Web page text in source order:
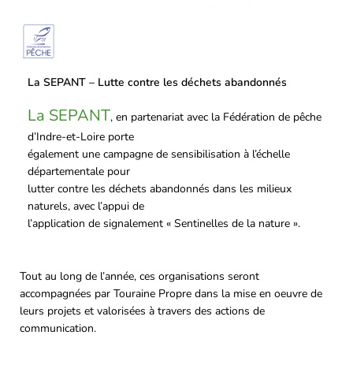
La SEPANT – Lutte contre les déchets abandonnés
La SEPANT, en partenariat avec la Fédération de pêche
d’Indre-et-Loire porte
également une campagne de sensibilisation à l’échelle
départementale pour
lutter contre les déchets abandonnés dans les milieux
naturels, avec l’appui de
l’application de signalement « Sentinelles de la nature ».
Tout au long de l’année, ces organisations seront
accompagnées par Touraine Propre dans la mise en oeuvre de
leurs projets et valorisées à travers des actions de
communication.